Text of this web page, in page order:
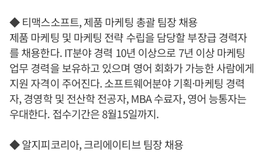
◆ 티맥스소프트, 제품 마케팅 총괄 팀장 채용
제품 마케팅 및 마케팅 전략 수립을 담당할 부장급 경력자
를 채용한다. IT분야 경력 10년 이상으로 7년 이상 마케팅
업무 경력을 보유하고 있으며 영어 회화가 가능한 사람에게
지원 자격이 주어진다. 소프트웨어분야 기획·마케팅 경력
자, 경영학 및 전산학 전공자, MBA 수료자, 영어 능통자는
우대한다. 접수기간은 8월15일까지.
◆ 알지피코리아, 크리에이티브 팀장 채용